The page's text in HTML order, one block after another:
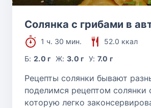
Солянка с грибами в
1 ч. 30 мин.
52.0 ккал
Б:2.0 г Ж: 3.0 г У: 7.0 г
Рецепты солянки бывают
поделимся рецептом солянки
которую легко